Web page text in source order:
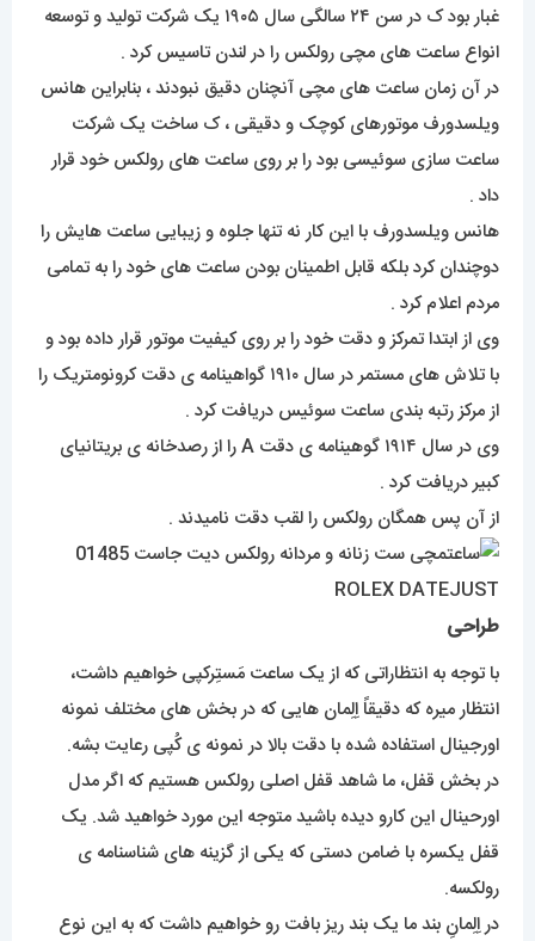
غبار بود ک در سن ۲۴ سالگی سال ۱۹۰۵ یک شرکت تولید و توسعه
انواع ساعت های مچی رولکس را در لندن تاسیس کرد .
در آن زمان ساعت های مچی آنچنان دقیق نبودند ، بنابراین هانس
ویلسدورف موتورهای کوچک و دقیقی ، ک ساخت یک شرکت
ساعت سازی سوئیسی بود را بر روی ساعت های رولکس خود قرار
داد .
هانس ویلسدورف با این کار نه تنها جلوه و زیبایی ساعت هایش را
دوچندان کرد بلکه قابل اطمینان بودن ساعت های خود را به تمامی
مردم اعلام کرد .
وی از ابتدا تمرکز و دقت خود را بر روی کیفیت موتور قرار داده بود و
با تلاش های مستمر در سال ۱۹۱۰ گواهینامه ی دقت کرونومتریک را
از مرکز رتبه بندی ساعت سوئیس دریافت کرد .
وی در سال ۱۹۱۴ گوهینامه ی دقت A را از رصدخانه ی بریتانیای
کبیر دریافت کرد .
از آن پس همگان رولکس را لقب دقت نامیدند .
طراحی
با توجه به انتظاراتی که از یک ساعت مَستِرکپی خواهیم داشت،
انتظار میره که دقیقاً اِلِمان هایی که در بخش های مختلف نمونه
اورجینال استفاده شده با دقت بالا در نمونه ی کُپی رعایت بشه.
در بخش قفل، ما شاهد قفل اصلی رولکس هستیم که اگر مدل
اورحینال این کارو دیده باشید متوجه این مورد خواهید شد. یک
قفل یکسره با ضامن دستی که یکی از گزینه های شناسنامه ی
رولکسه.
در اِلِمانِ بند ما یک بند ریز بافت رو خواهیم داشت که به این نوع